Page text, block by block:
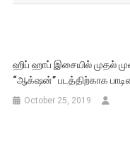
ஹிப் ஹாப் இசையில் முதல்
“ஆக்‌ஷன்” படத்திற்காக
October 25, 2019